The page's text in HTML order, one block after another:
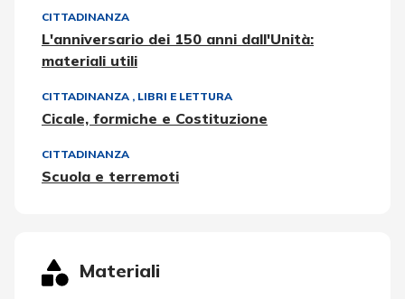
CITTADINANZA
L'anniversario dei 150 anni dall'Unità:
materiali utili
CITTADINANZA , LIBRI E LETTURA
Cicale, formiche e Costituzione
CITTADINANZA
Scuola e terremoti
Materiali